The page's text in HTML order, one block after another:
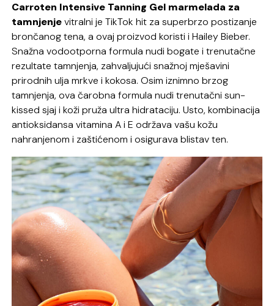
Carroten Intensive Tanning Gel marmelada za
tamnjenjevitralni je TikTok hit za superbrzo postizanje
brončanog tena, a ovaj proizvod koristi i Hailey Bieber.
Snažna vodootporna formula nudi bogate i trenutačne
rezultate tamnjenja, zahvaljujući snažnoj mješavini
prirodnih ulja mrkve i kokosa. Osim iznimno brzog
tamnjenja, ova čarobna formula nudi trenutačni sun-
kissed sjaj i koži pruža ultra hidrataciju. Usto, kombinacija
antioksidansa vitamina A i E održava vašu kožu
nahranjenom i zaštićenom i osigurava blistav ten.